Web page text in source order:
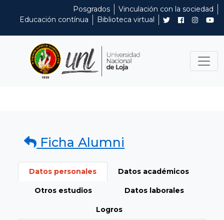
Posgrados
Vinculación con la sociedad
Educación contínua
Biblioteca virtual
Ficha Alumni
Datos personales Datos académicos
Otros estudios Datos laborales
Logros